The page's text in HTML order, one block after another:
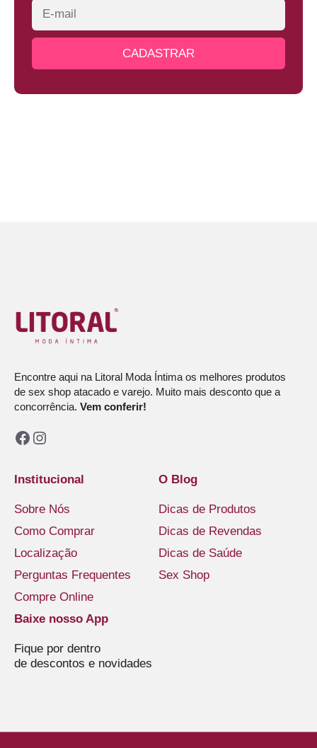
Encontre aqui na Litoral Moda Íntima os melhores produtos
de sex shop atacado e varejo. Muito mais desconto que a
concorrência. Vem conferir!
Facebook
Instagram
Institucional
Sobre Nós
Como Comprar
Localização
Perguntas Frequentes
Compre Online
O Blog
Dicas de Produtos
Dicas de Revendas
Dicas de Saúde
Sex Shop
Baixe nosso App
Fique por dentro
de descontos e novidades